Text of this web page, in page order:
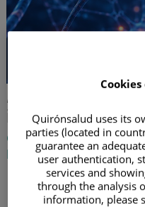
MOGHE, el
infantil difícil
Conoce esta
los 3 años, y que es
Quirónsalud uses its
parties (located in
guarantee an
user authentication,
services and
through the analysis
information, please